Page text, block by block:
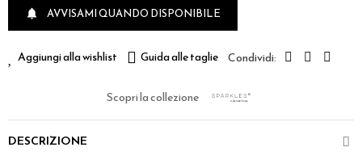
 AVVISAMI QUANDO DISPONIBILE
Aggiungi alla wishlist Guida alle taglie
Scopri la collezione
DESCRIZIONE